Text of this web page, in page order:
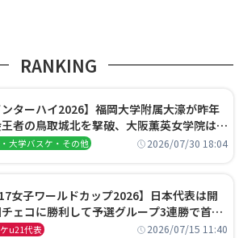
RANKING
ンターハイ2026】福岡大学附属大濠が昨年
者の鳥取城北を撃破、大阪薫英女学院は岐
に完勝、大会3日目試合結果
大学バスケ・その他 2026/07/30 18:04
女子ワールドカップ2026】日本代表は開
ェコに勝利して予選グループ3連勝で首位
準々決勝の相手はエジプトに決定
u21代表 2026/07/15 11:40